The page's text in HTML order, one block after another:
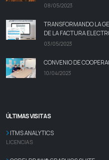
08/05/2023
TRANSFORMANDO LA
DE LA FACTURA
03/05/2023
CONVENIO DE
10/04/2023
ÚLTIMAS VISITAS
ITMS ANALYTICS
LICENCIAS